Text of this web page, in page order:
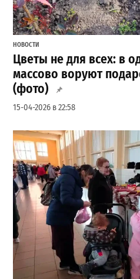
НОВОСТИ
Цветы не для всех: в
массово воруют
(фото)
15-04-2026 в 22:58